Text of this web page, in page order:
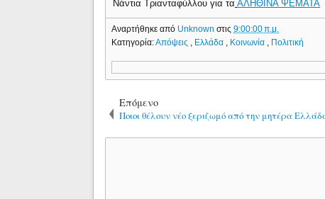
Νάντια Τριανταφύλλου για τα ΑΛΗΘΙΝΑ ΨΕΜΑΤΑ
Αναρτήθηκε από Unknownστις9:00:00 π.μ.
Κατηγορία:Απόψεις Ελλάδα Κοινωνία Πολιτική
Επόμενο
Ποιοι θέλουν νέο ξεριζωμό από την μητέρα